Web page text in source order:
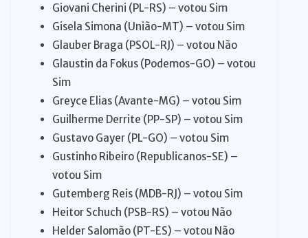
Giovani Cherini (PL-RS) – votou Sim
Gisela Simona (União-MT) – votou Sim
Glauber Braga (PSOL-RJ) – votou Não
Glaustin da Fokus (Podemos-GO) – votou
Sim
Greyce Elias (Avante-MG) – votou Sim
Guilherme Derrite (PP-SP) – votou Sim
Gustavo Gayer (PL-GO) – votou Sim
Gustinho Ribeiro (Republicanos-SE) –
votou Sim
Gutemberg Reis (MDB-RJ) – votou Sim
Heitor Schuch (PSB-RS) – votou Não
Helder Salomão (PT-ES) – votou Não